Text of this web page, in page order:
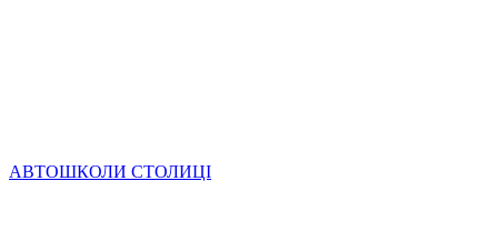
АВТОШКОЛИ СТОЛИЦІ